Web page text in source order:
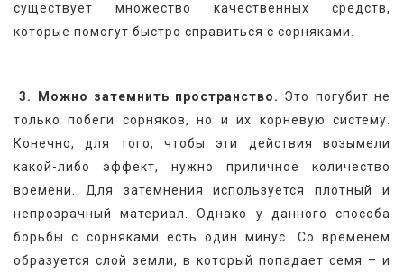
существует множество качественных средств,
которые помогут быстро справиться с сорняками.
3. Можно затемнить пространство. Это погубит не
только побеги сорняков, но и их корневую систему.
Конечно, для того, чтобы эти действия возымели
какой-либо эффект, нужно приличное количество
времени. Для затемнения используется плотный и
непрозрачный материал. Однако у данного способа
борьбы с сорняками есть один минус. Со временем
образуется слой земли, в который попадает семя – и